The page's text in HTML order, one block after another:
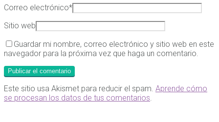
Correo electrónico*
Sitio web
Guardar mi nombre, correo electrónico y sitio web en este
navegador para la próxima vez que haga un comentario.
Este sitio usa Akismet para reducir el spam. Aprende cómo
se procesan los datos de tus comentarios.